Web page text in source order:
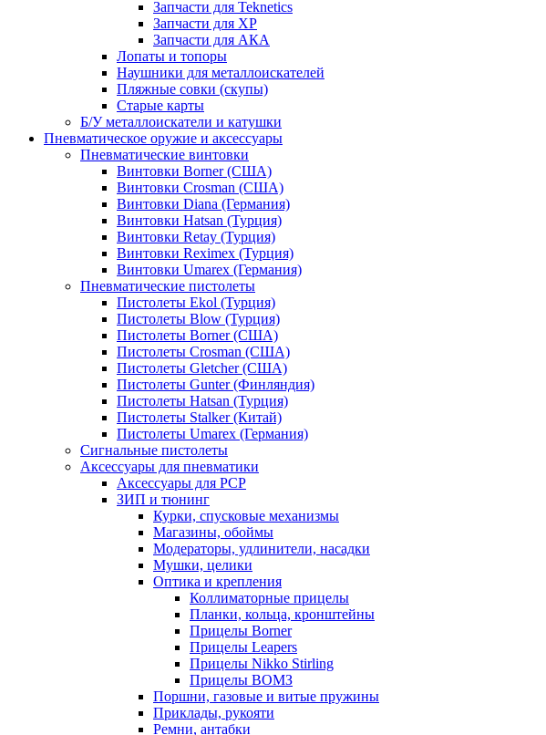
Запчасти для Teknetics
Запчасти для XP
Запчасти для АКА
Лопаты и топоры
Наушники для металлоискателей
Пляжные совки (скупы)
Старые карты
Б/У металлоискатели и катушки
Пневматическое оружие и аксессуары
Пневматические винтовки
Винтовки Borner (США)
Винтовки Crosman (США)
Винтовки Diana (Германия)
Винтовки Hatsan (Турция)
Винтовки Retay (Турция)
Винтовки Reximex (Турция)
Винтовки Umarex (Германия)
Пневматические пистолеты
Пистолеты Ekol (Турция)
Пистолеты Blow (Турция)
Пистолеты Borner (США)
Пистолеты Crosman (США)
Пистолеты Gletcher (США)
Пистолеты Gunter (Финляндия)
Пистолеты Hatsan (Турция)
Пистолеты Stalker (Китай)
Пистолеты Umarex (Германия)
Сигнальные пистолеты
Аксессуары для пневматики
Аксессуары для PCP
ЗИП и тюнинг
Курки, спусковые механизмы
Магазины, обоймы
Модераторы, удлинители, насадки
Мушки, целики
Оптика и крепления
Коллиматорные прицелы
Планки, кольца, кронштейны
Прицелы Borner
Прицелы Leapers
Прицелы Nikko Stirling
Прицелы ВОМЗ
Поршни, газовые и витые пружины
Приклады, рукояти
Ремни, антабки